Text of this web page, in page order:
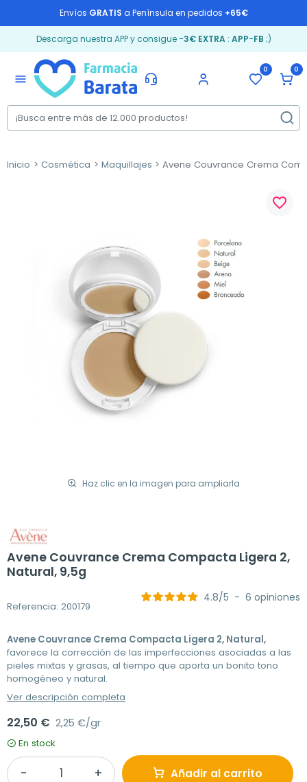
Envíos GRATIS a Península en pedidos +65€
Descarga nuestra APP y consigue -3€ EXTRA: APP-FB ;)
menu
0 0
Inicio Cosmética Maquillajes Avene Couvrance Crema
Haz clic en la imagen para ampliarla
favorite_border
Avene Couvrance Crema Compacta Ligera 2,
Natural, 9,5g
Referencia: 200179
4.8/5 - 6 opiniones
Avene Couvrance Crema Compacta Ligera 2, Natural,
favorece la corrección de las imperfecciones asociadas a las
pieles mixtas y grasas, al tiempo que aporta un bonito tono
homogéneo y natural.
Ver descripción completa
22,50 € 2,25 €/gr
En stock
Añadir al carrito